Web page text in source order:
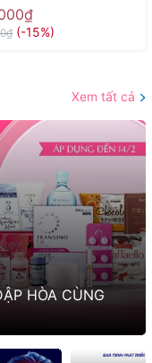
Nhật nội địa
(-15%)
Xem tất cả
HÒA CÙNG